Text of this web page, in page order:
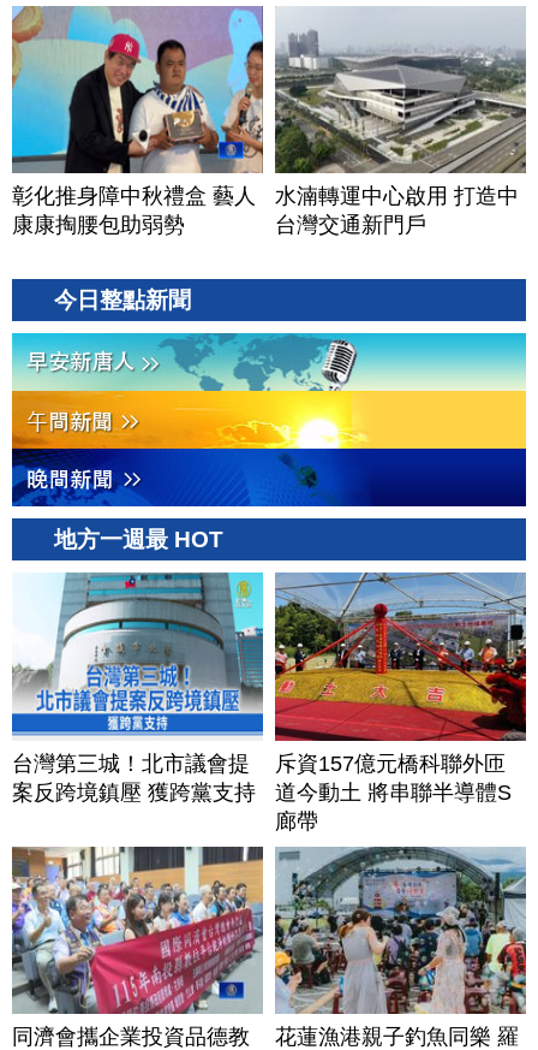
彰化推身障中秋禮盒 藝人
康康掏腰包助弱勢
水湳轉運中心啟用 打造中
台灣交通新門戶
今日整點新聞
地方一週最 HOT
台灣第三城！北市議會提
案反跨境鎮壓 獲跨黨支持
斥資157億元橋科聯外匝
道今動土 將串聯半導體S
廊帶
同濟會攜企業投資品德教
花蓮漁港親子釣魚同樂 羅